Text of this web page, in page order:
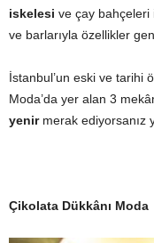
iskelesi ve çay bahçeleri
ve barlarıyla özellikler
İstanbul’un eski ve tarihi
Moda’da yer alan 3
yenirmerak ediyorsanız
Çikolata Dükkânı Moda